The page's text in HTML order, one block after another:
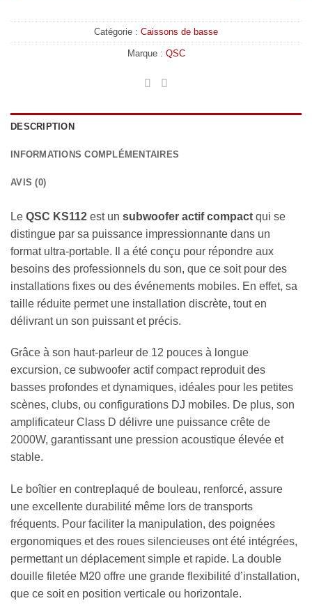
Catégorie : Caissons de basse
Marque : QSC
DESCRIPTION
INFORMATIONS COMPLÉMENTAIRES
AVIS (0)
Le QSC KS112 est un subwoofer actif compact qui se
distingue par sa puissance impressionnante dans un
format ultra-portable. Il a été conçu pour répondre aux
besoins des professionnels du son, que ce soit pour des
installations fixes ou des événements mobiles. En effet, sa
taille réduite permet une installation discrète, tout en
délivrant un son puissant et précis.
Grâce à son haut-parleur de 12 pouces à longue
excursion, ce subwoofer actif compact reproduit des
basses profondes et dynamiques, idéales pour les petites
scènes, clubs, ou configurations DJ mobiles. De plus, son
amplificateur Class D délivre une puissance crête de
2000W, garantissant une pression acoustique élevée et
stable.
Le boîtier en contreplaqué de bouleau, renforcé, assure
une excellente durabilité même lors de transports
fréquents. Pour faciliter la manipulation, des poignées
ergonomiques et des roues silencieuses ont été intégrées,
permettant un déplacement simple et rapide. La double
douille filetée M20 offre une grande flexibilité d’installation,
que ce soit en position verticale ou horizontale.